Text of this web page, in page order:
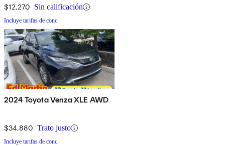
$12,270 Sin calificación
Incluye tarifas de conc.
2024 Toyota Venza XLE AWD
$34,880 Trato justo
Incluye tarifas de conc.